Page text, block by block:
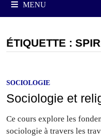
MENU
ÉTIQUETTE :
SOCIOLOGIE
Sociologie et
Ce cours explore les
sociologie à travers les